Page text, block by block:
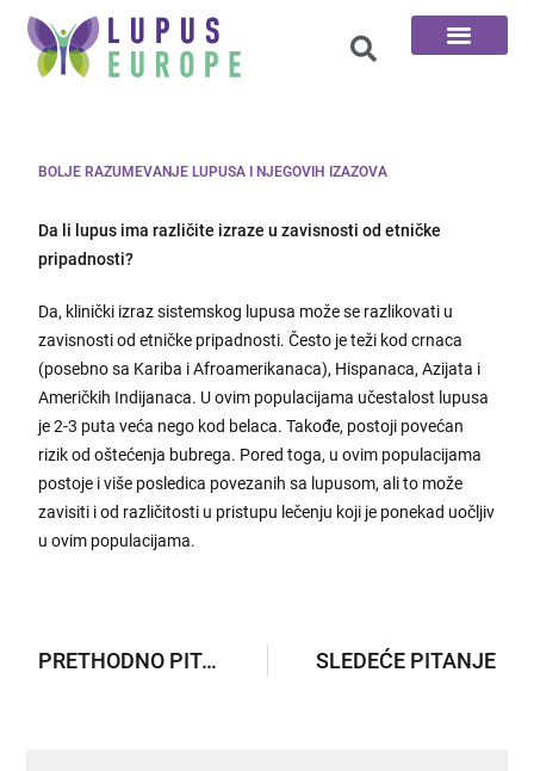
BOLJE RAZUMEVANJE LUPUSA I NJEGOVIH IZAZOVA
Da li lupus ima različite izraze u zavisnosti od etničke
pripadnosti?
Da, klinički izraz sistemskog lupusa može se razlikovati u
zavisnosti od etničke pripadnosti. Često je teži kod crnaca
(posebno sa Kariba i Afroamerikanaca), Hispanaca, Azijata i
Američkih Indijanaca. U ovim populacijama učestalost lupusa
je 2-3 puta veća nego kod belaca. Takođe, postoji povećan
rizik od oštećenja bubrega. Pored toga, u ovim populacijama
postoje i više posledica povezanih sa lupusom, ali to može
zavisiti i od različitosti u pristupu lečenju koji je ponekad uočljiv
u ovim populacijama.
PRETHODNO PITANJE SLEDEĆE PITANJE